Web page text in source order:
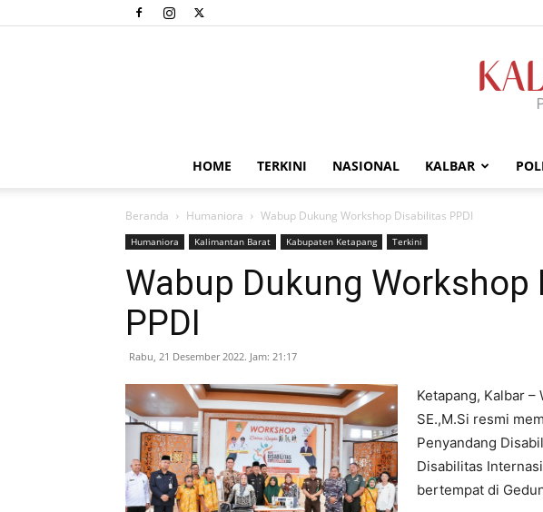
HOME TERKINI NASIONAL KALBAR
Beranda Humaniora Wabup Dukung Workshop Disabilitas PPDI
Humaniora Kalimantan Barat Kabupaten Ketapang Terkini
Wabup Dukung
PPDI
Rabu, 21 Desember 2022. Jam: 21:17
Ketapang, Kalbar –
SE.,M.Si resmi
Penyandang
Disabilitas
bertempat di